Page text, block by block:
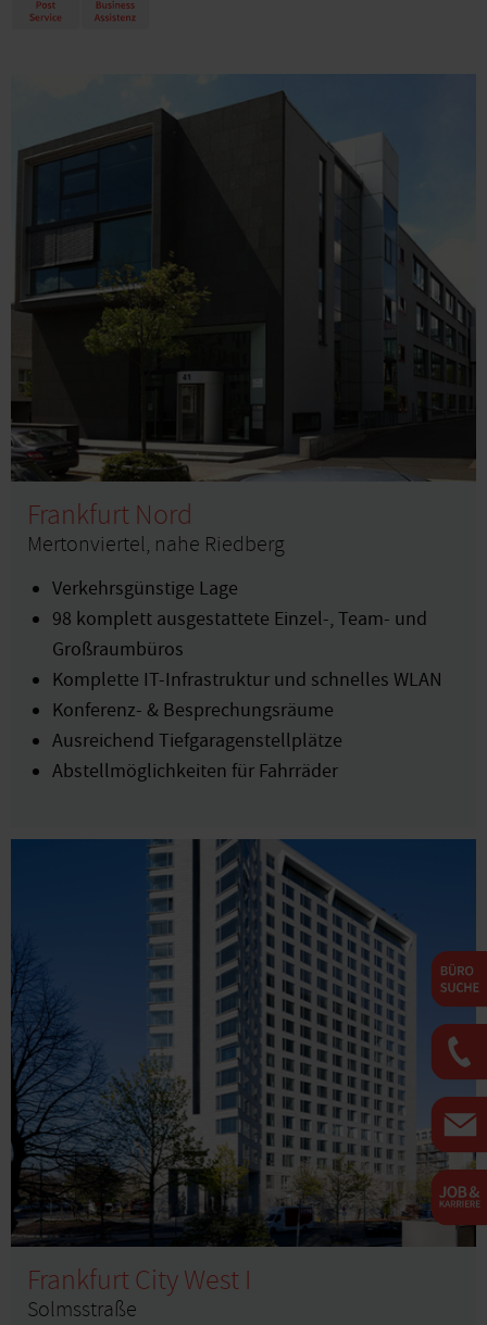
Frankfurt Nord
Mertonviertel, nahe Riedberg
Verkehrsgünstige Lage
98 komplett ausgestattete Einzel-, Team- und
Großraumbüros
Komplette IT-Infrastruktur und schnelles WLAN
Konferenz- & Besprechungsräume
Ausreichend Tiefgaragenstellplätze
Abstellmöglichkeiten für Fahrräder
Frankfurt City West I
Solmsstraße